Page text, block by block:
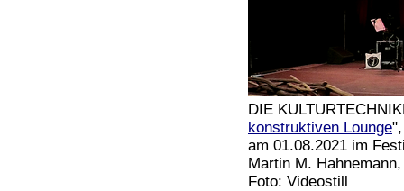
DIE
konstruktiven Lounge",
am 01.08.2021 im
Martin M.
Foto: Videostill